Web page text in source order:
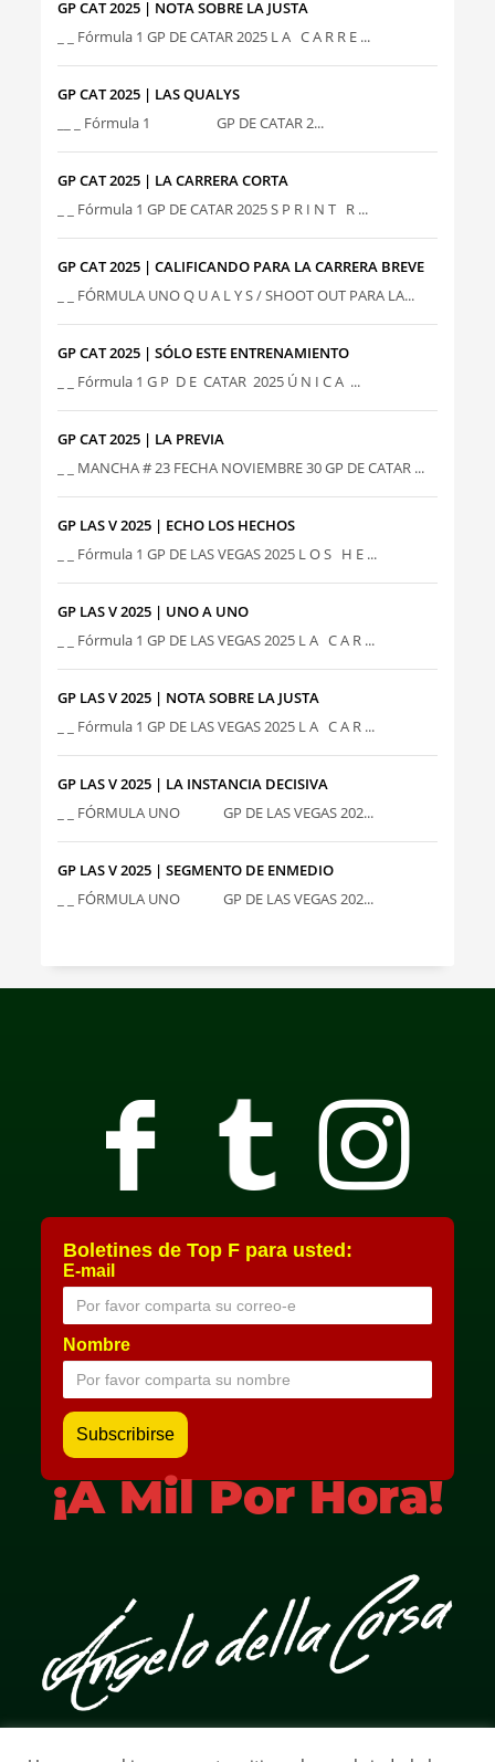
GP CAT 2025 | NOTA SOBRE LA JUSTA
_ _ Fórmula 1 GP DE CATAR 2025 L A C A R R E ...
GP CAT 2025 | LAS QUALYS
__ _ Fórmula 1 GP DE CATAR 2...
GP CAT 2025 | LA CARRERA CORTA
_ _ Fórmula 1 GP DE CATAR 2025 S P R I N T R ...
GP CAT 2025 | CALIFICANDO PARA LA CARRERA BREVE
_ _ FÓRMULA UNO Q U A L Y S / SHOOT OUT PARA LA...
GP CAT 2025 | SÓLO ESTE ENTRENAMIENTO
_ _ Fórmula 1 G P D E CATAR 2025 Ú N I C A ...
GP CAT 2025 | LA PREVIA
_ _ MANCHA # 23 FECHA NOVIEMBRE 30 GP DE CATAR ...
GP LAS V 2025 | ECHO LOS HECHOS
_ _ Fórmula 1 GP DE LAS VEGAS 2025 L O S H E ...
GP LAS V 2025 | UNO A UNO
_ _ Fórmula 1 GP DE LAS VEGAS 2025 L A C A R ...
GP LAS V 2025 | NOTA SOBRE LA JUSTA
_ _ Fórmula 1 GP DE LAS VEGAS 2025 L A C A R ...
GP LAS V 2025 | LA INSTANCIA DECISIVA
_ _ FÓRMULA UNO GP DE LAS VEGAS 202...
GP LAS V 2025 | SEGMENTO DE ENMEDIO
_ _ FÓRMULA UNO GP DE LAS VEGAS 202...
Boletines de Top F para usted:
E-mail
Nombre
¡A Mil Por Hora!